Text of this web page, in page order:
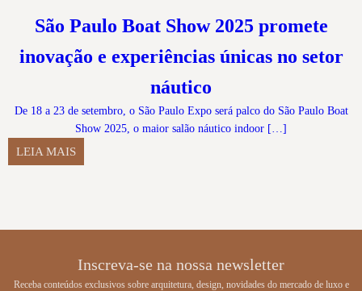
São Paulo Boat Show 2025 promete
inovação e experiências únicas no setor
náutico
De 18 a 23 de setembro, o São Paulo Expo será palco do São Paulo Boat
Show 2025, o maior salão náutico indoor […]
LEIA MAIS
Inscreva-se na nossa newsletter
Receba conteúdos exclusivos sobre arquitetura, design, novidades do mercado de luxo e